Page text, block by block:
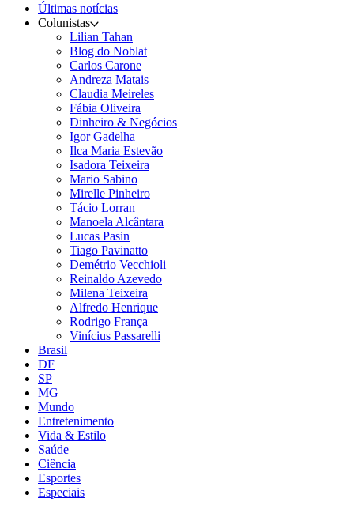
Últimas notícias
Colunistas
Lilian Tahan
Blog do Noblat
Carlos Carone
Andreza Matais
Claudia Meireles
Fábia Oliveira
Dinheiro & Negócios
Igor Gadelha
Ilca Maria Estevão
Isadora Teixeira
Mario Sabino
Mirelle Pinheiro
Tácio Lorran
Manoela Alcântara
Lucas Pasin
Tiago Pavinatto
Demétrio Vecchioli
Reinaldo Azevedo
Milena Teixeira
Alfredo Henrique
Rodrigo França
Vinícius Passarelli
Brasil
DF
SP
MG
Mundo
Entretenimento
Vida & Estilo
Saúde
Ciência
Esportes
Especiais